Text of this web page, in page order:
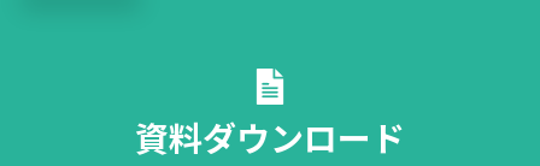
資料ダウンロード